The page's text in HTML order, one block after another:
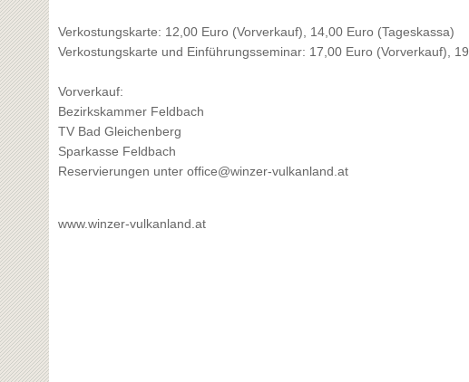
Verkostungskarte: 12,00 Euro (Vorverkauf), 14,00 Euro (Tageskassa)
Verkostungskarte und Einführungsseminar: 17,00 Euro (Vorverkauf),
Vorverkauf:
Bezirkskammer Feldbach
TV Bad Gleichenberg
Sparkasse Feldbach
Reservierungen unter office@winzer-vulkanland.at
www.winzer-vulkanland.at